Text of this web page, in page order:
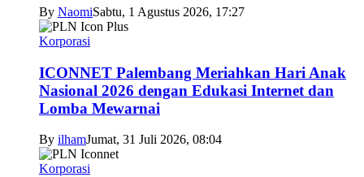
By NaomiSabtu, 1 Agustus 2026, 17:27
Korporasi
ICONNET Palembang Meriahkan Hari Anak
Nasional 2026 dengan Edukasi Internet dan
Lomba Mewarnai
By ilhamJumat, 31 Juli 2026, 08:04
Korporasi